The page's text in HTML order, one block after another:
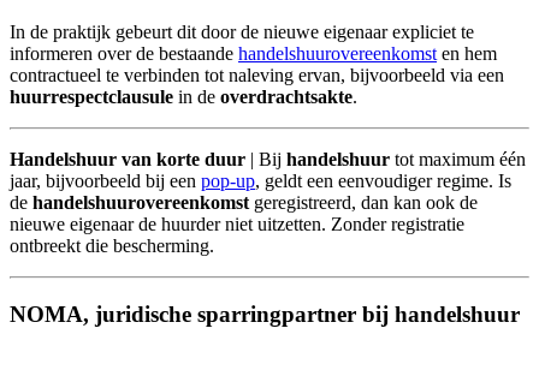
In de praktijk gebeurt dit door de nieuwe eigenaar expliciet te
informeren over de bestaande handelshuurovereenkomst en hem
contractueel te verbinden tot naleving ervan, bijvoorbeeld via een
huurrespectclausule in de overdrachtsakte.
Handelshuur van korte duur | Bij handelshuur tot maximum één
jaar, bijvoorbeeld bij een pop-up, geldt een eenvoudiger regime. Is
de handelshuurovereenkomst geregistreerd, dan kan ook de
nieuwe eigenaar de huurder niet uitzetten. Zonder registratie
ontbreekt die bescherming.
NOMA, juridische sparringpartner bij handelshuur